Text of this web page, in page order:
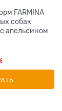
FARMINA
собак
апельсином